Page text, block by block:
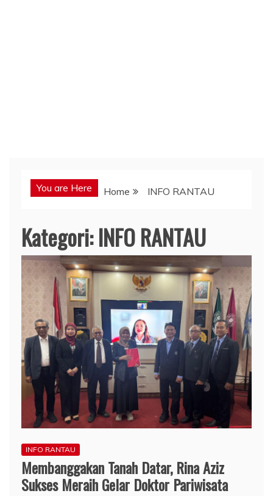
You are Here Home INFO RANTAU
Kategori:INFO RANTAU
INFO RANTAU
Membanggakan Tanah Datar, Rina Aziz
Sukses Meraih Gelar Doktor Pariwisata